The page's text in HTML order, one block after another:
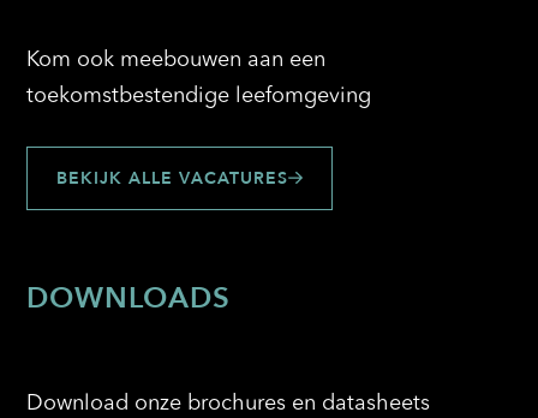
Kom ook meebouwen aan een
toekomstbestendige leefomgeving
BEKIJK ALLE VACATURES
DOWNLOADS
Download onze brochures en datasheets